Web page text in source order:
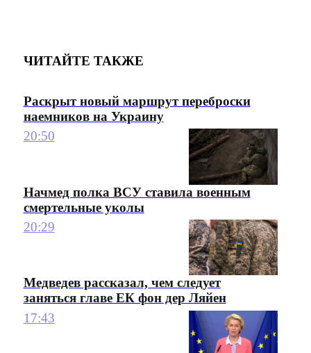
ЧИТАЙТЕ ТАКЖЕ
Раскрыт новый маршрут переброски
наемников на Украину
20:50
Начмед полка ВСУ ставила военным
смертельные уколы
20:29
Медведев рассказал, чем следует
заняться главе ЕК фон дер Ляйен
17:43